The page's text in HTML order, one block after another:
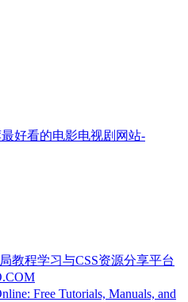
好看的电影电视剧网站-
教程学习与CSS资源分享平台
Free Tutorials, Manuals, and